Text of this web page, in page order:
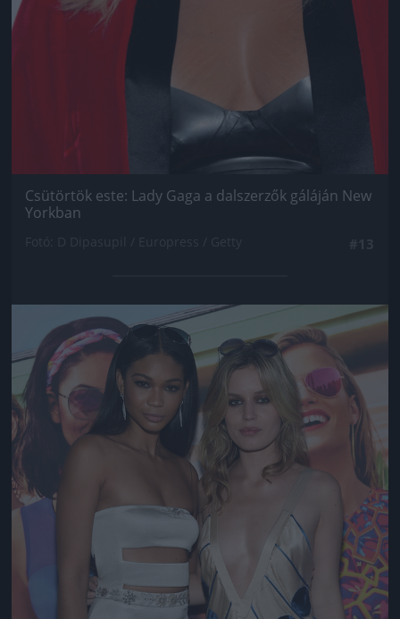
Csütörtök este: Lady Gaga a dalszerzők gáláján New
Yorkban
Jön még kép!